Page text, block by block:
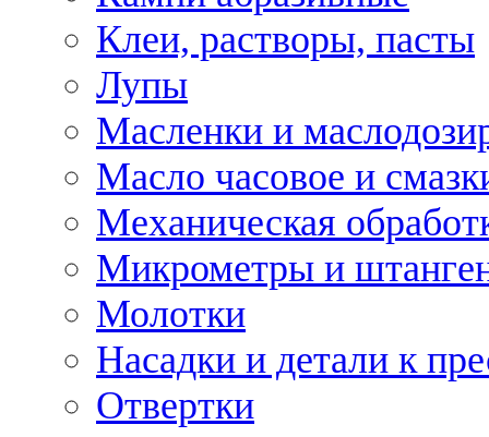
Клеи, растворы, пасты
Лупы
Масленки и
Масло часовое и
Механическая
Микрометры и
Молотки
Насадки и детали к
Отвертки